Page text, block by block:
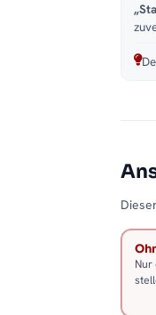
Nur